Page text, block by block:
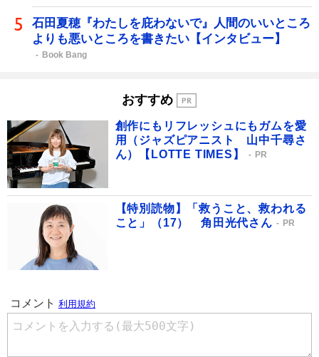
石田夏穂『わたしを庇わないで』人間のいいところ
よりも悪いところを書きたい【インタビュー】
Book Bang
おすすめ
創作にもリフレッシュにもガムを愛
用（ジャズピアニスト 山中千尋さ
ん）【LOTTE TIMES】
PR
【特別読物】「救うこと、救われる
こと」（17） 角田光代さん
PR